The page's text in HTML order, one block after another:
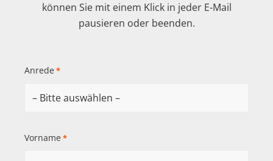
können Sie mit einem Klick in jeder E-Mail
pausieren oder beenden.
Anrede *
Vorname *